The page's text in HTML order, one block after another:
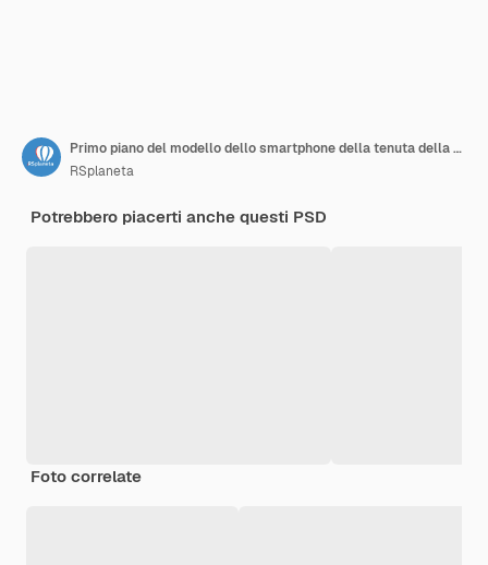
Primo piano del modello dello smartphone della tenuta della donna
RSplaneta
Potrebbero piacerti anche questi PSD
Foto correlate